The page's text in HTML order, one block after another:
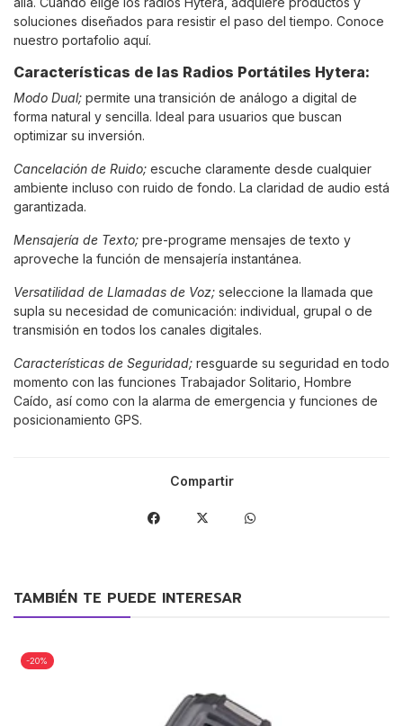
soluciones diseñados para resistir el paso del tiempo. Conoce
nuestro portafolio aquí.
Características de las Radios Portátiles Hytera:
Modo Dual; permite una transición de análogo a digital de
forma natural y sencilla. Ideal para usuarios que buscan
optimizar su inversión.
Cancelación de Ruido; escuche claramente desde cualquier
ambiente incluso con ruido de fondo. La claridad de audio está
garantizada.
Mensajería de Texto; pre-programe mensajes de texto y
aproveche la función de mensajería instantánea.
Versatilidad de Llamadas de Voz; seleccione la llamada que
supla su necesidad de comunicación: individual, grupal o de
transmisión en todos los canales digitales.
Características de Seguridad; resguarde su seguridad en todo
momento con las funciones Trabajador Solitario, Hombre
Caído, así como con la alarma de emergencia y funciones de
posicionamiento GPS.
Compartir
TAMBIÉN TE PUEDE INTERESAR
-20%